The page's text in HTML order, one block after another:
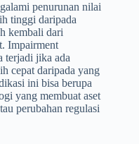
penurunan nilai
tinggi daripada
kembali dari
Impairment
terjadi jika ada
cepat daripada yang
ini bisa berupa
yang membuat aset
perubahan regulasi